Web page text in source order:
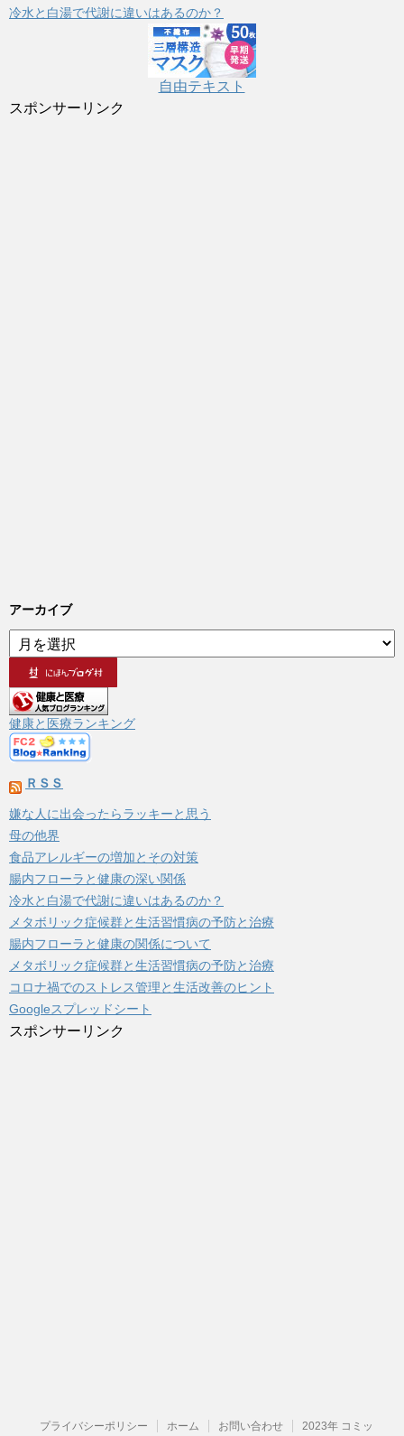
冷水と白湯で代謝に違いはあるのか？
自由テキスト
スポンサーリンク
アーカイブ
ア
ー
イ
ブ
健康と医療ランキング
ＲＳＳ
嫌な人に出会ったらラッキーと思う
母の他界
食品アレルギーの増加とその対策
腸内フローラと健康の深い関係
冷水と白湯で代謝に違いはあるのか？
メタボリック症候群と生活習慣病の予防と治療
腸内フローラと健康の関係について
メタボリック症候群と生活習慣病の予防と治療
コロナ禍でのストレス管理と生活改善のヒント
Googleスプレッドシート
スポンサーリンク
プライバシーポリシー ホーム お問い合わせ 2023年 コミッ